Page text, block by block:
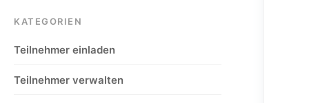
KATEGORIEN
Teilnehmer einladen
Teilnehmer verwalten